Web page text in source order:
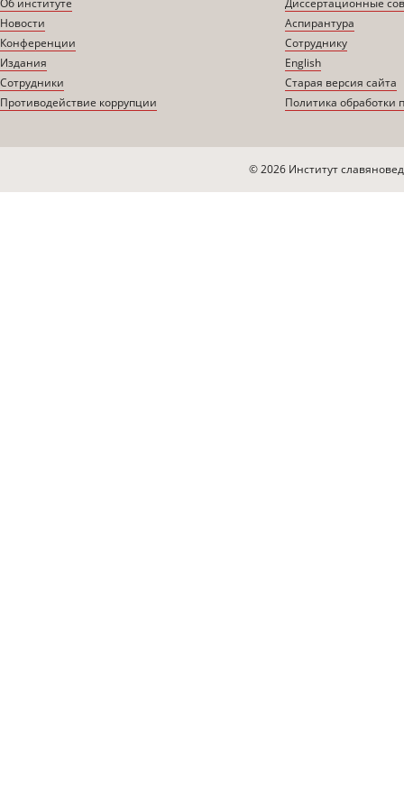
Об институте
Новости
Конференции
Издания
Сотрудники
Противодействие коррупции
Диссертационные
Аспирантура
Сотруднику
English
Старая версия сайта
Политика обработки
© 2026 Институт